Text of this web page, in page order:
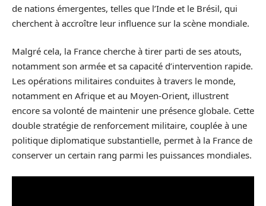
de nations émergentes, telles que l’Inde et le Brésil, qui
cherchent à accroître leur influence sur la scène mondiale.
Malgré cela, la France cherche à tirer parti de ses atouts,
notamment son armée et sa capacité d’intervention rapide.
Les opérations militaires conduites à travers le monde,
notamment en Afrique et au Moyen-Orient, illustrent
encore sa volonté de maintenir une présence globale. Cette
double stratégie de renforcement militaire, couplée à une
politique diplomatique substantielle, permet à la France de
conserver un certain rang parmi les puissances mondiales.